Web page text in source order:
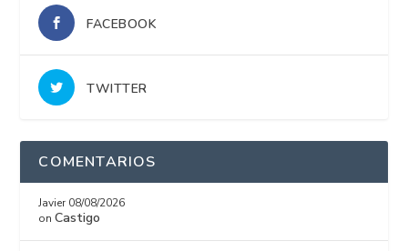
FACEBOOK
TWITTER
COMENTARIOS
Javier 08/08/2026
onCastigo